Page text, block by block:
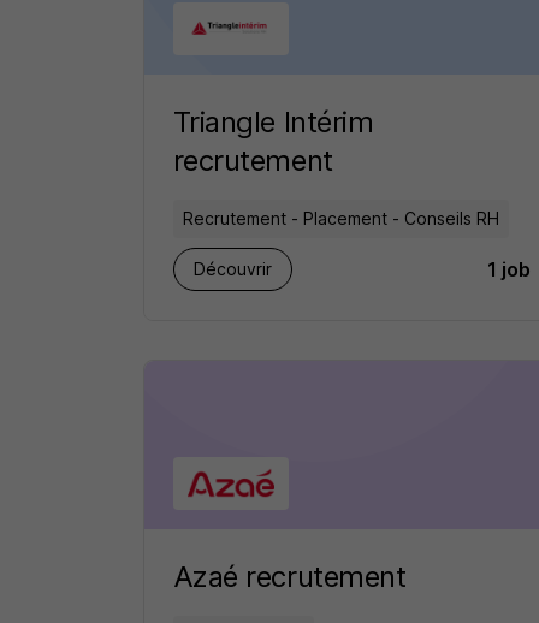
Triangle Intérim
recrutement
Recrutement - Placement - Conseils RH
Découvrir 1 job
Azaé recrutement